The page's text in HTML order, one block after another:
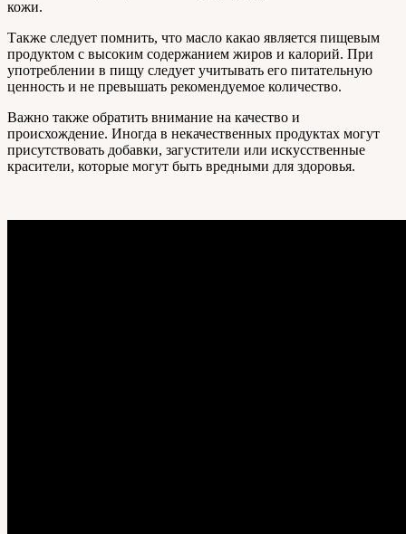
кожи.
Также следует помнить, что масло какао является пищевым
продуктом с высоким содержанием жиров и калорий. При
употреблении в пищу следует учитывать его питательную
ценность и не превышать рекомендуемое количество.
Важно также обратить внимание на качество и
происхождение. Иногда в некачественных продуктах могут
присутствовать добавки, загустители или искусственные
красители, которые могут быть вредными для здоровья.